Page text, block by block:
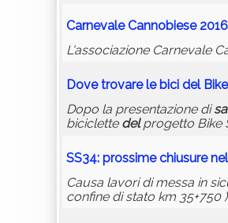
Carnevale Cannobiese 2016
L'associazione Carnevale
Dove trovare le bici delBike
Dopo la presentazione di
biciclette delprogetto Bike
SS34: prossime chiusure
Causa lavori di messa in
confine di stato km 35+750